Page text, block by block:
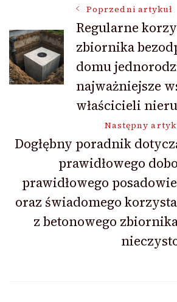
Nawigacja
wpisu
Poprzedni artykuł
Regularne
zbiornika
domu
najważniejsze
właścicieli
Następny
Dogłębny poradnik
prawidłowego
prawidłowego
oraz świadomego
z betonowego